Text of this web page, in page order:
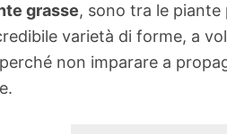
grasse, sono tra le piante
varietà di forme, a
non imparare a